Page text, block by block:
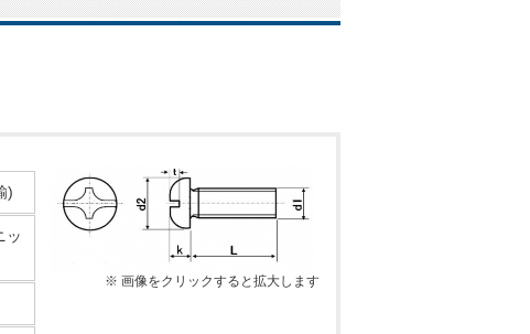
)
ッ
※ 画像をクリックすると拡大します